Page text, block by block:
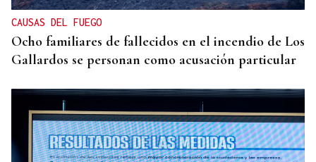
CAUSAS DEL FUEGO
Ocho familiares de fallecidos en el incendio de Los
Gallardos se personan como acusación particular